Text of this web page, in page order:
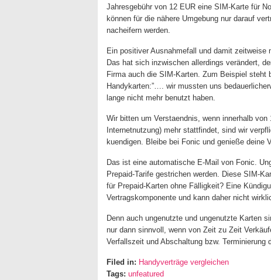
Jahresgebühr von 12 EUR eine SIM-Karte für
können für die nähere Umgebung nur darauf
nacheifern werden.
Ein positiver Ausnahmefall und damit
Das hat sich inzwischen allerdings verändert,
Firma auch die SIM-Karten. Zum Beispiel
Handykarten:”…. wir mussten uns
lange nicht mehr benutzt haben.
Wir bitten um Verstaendnis, wenn innerhalb
Internetnutzung) mehr stattfindet, sind wir
kuendigen. Bleibe bei Fonic und genieße deine
Das ist eine automatische E-Mail von Fonic.
Prepaid-Tarife gestrichen werden. Diese SIM-
für Prepaid-Karten ohne Fälligkeit? Eine
Vertragskomponente und kann daher nicht
Denn auch ungenutzte und ungenutzte Karten
nur dann sinnvoll, wenn von Zeit zu Zeit
Verfallszeit und Abschaltung bzw. Terminierung
Filed in: Handyverträge vergleichen
Tags: unfeatured